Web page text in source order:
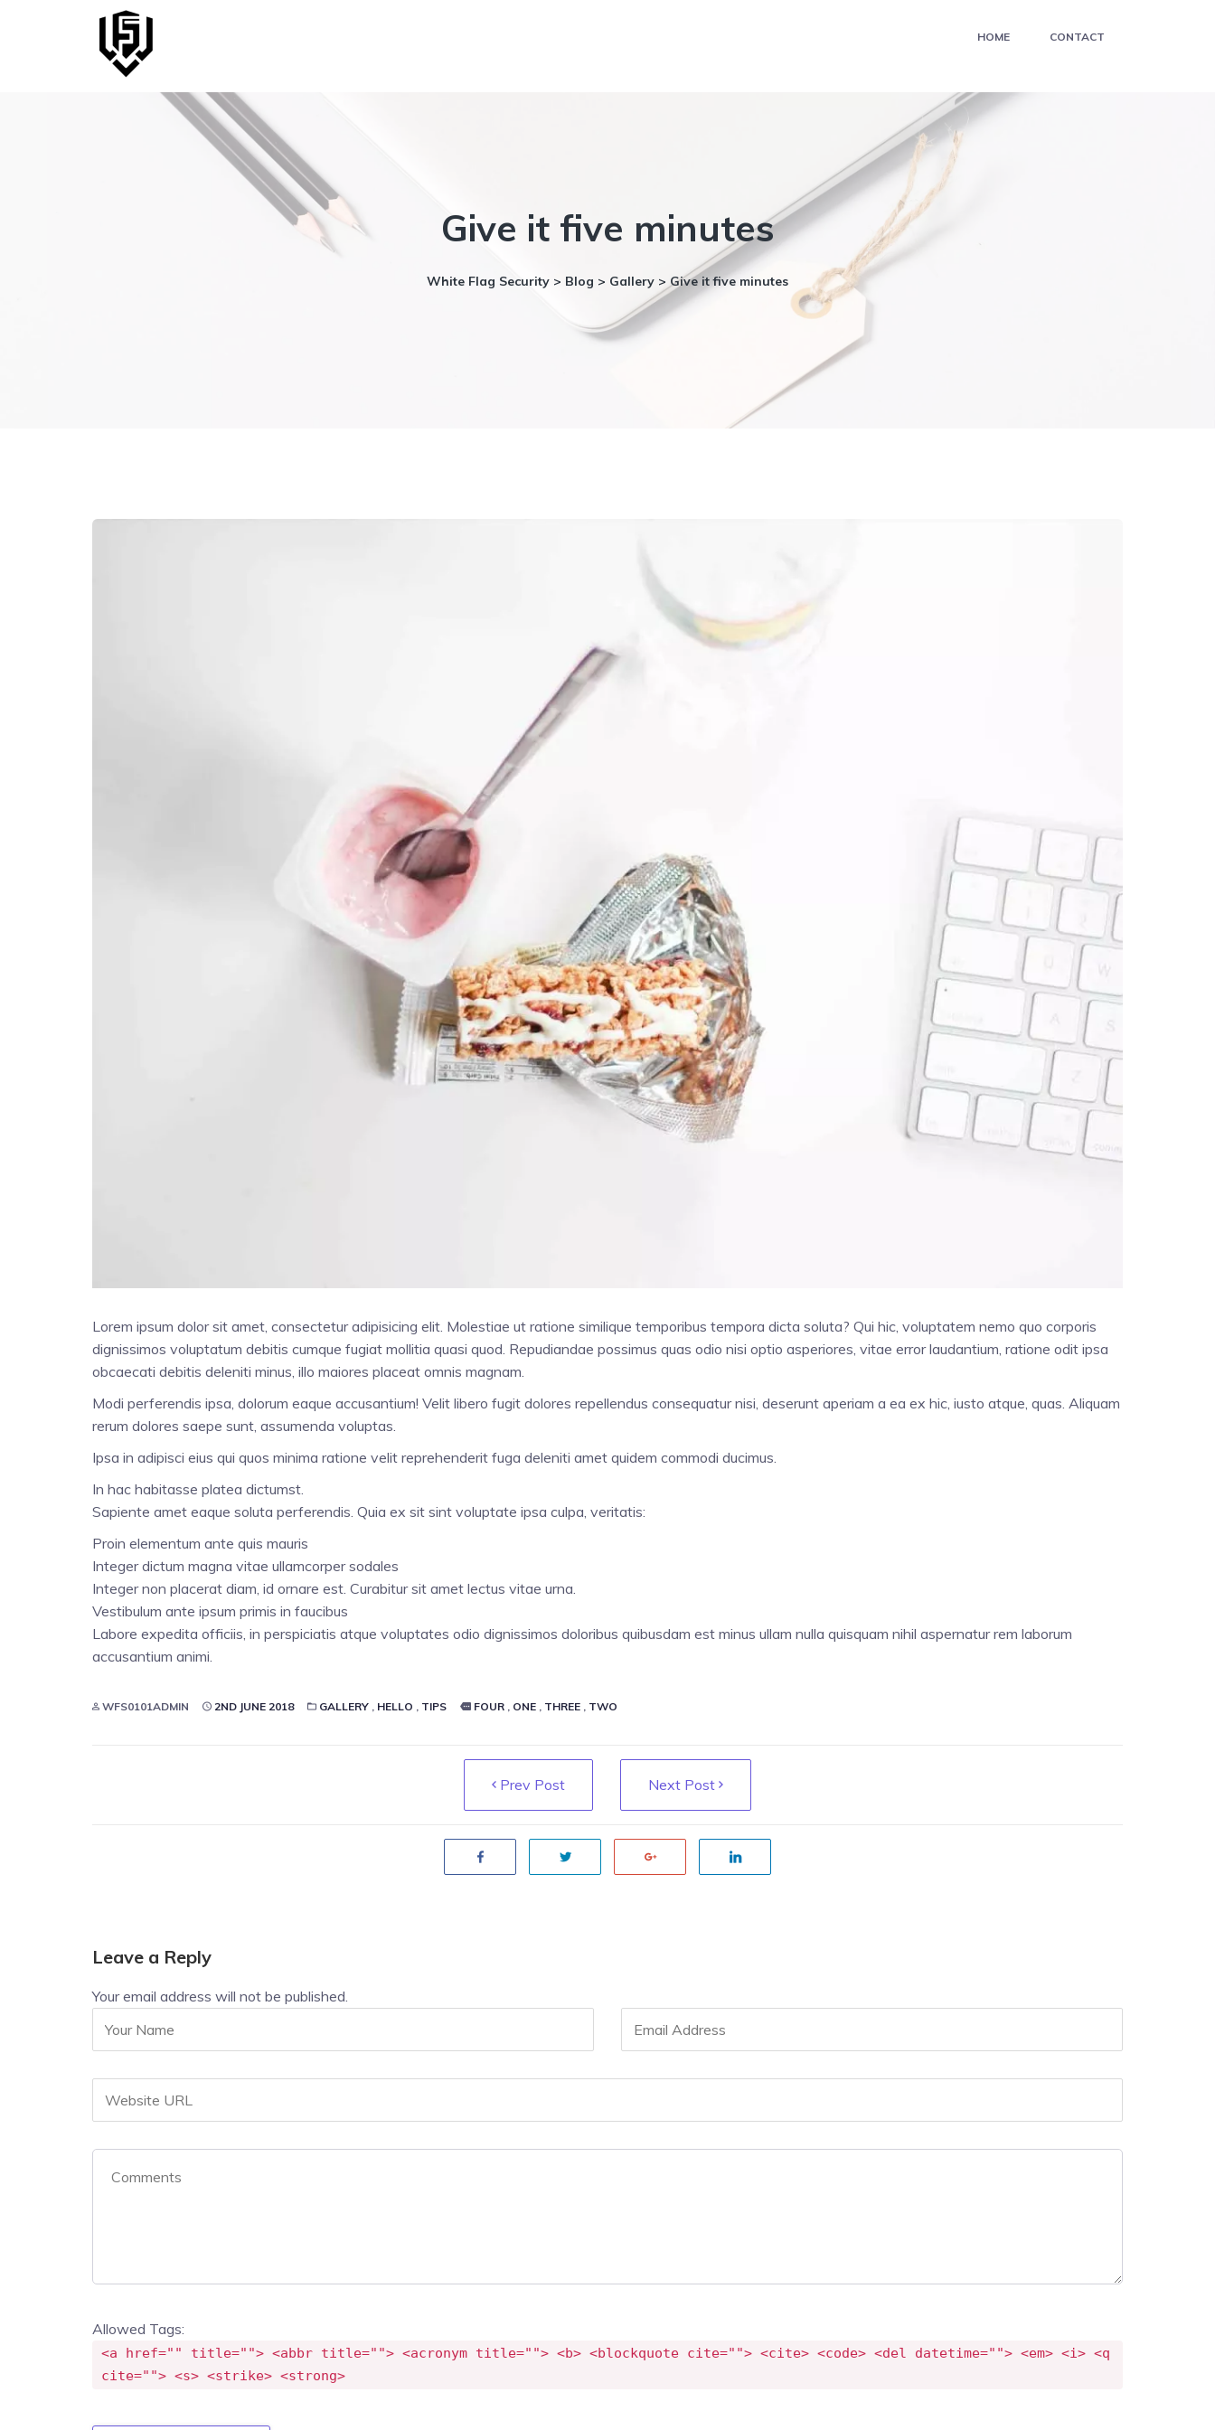
HOME CONTACT
Give it five minutes
White Flag Security > Blog > Gallery > Give it five minutes
Lorem ipsum dolor sit amet, consectetur adipisicing elit. Molestiae ut ratione similique temporibus tempora dicta soluta? Qui hic, voluptatem nemo quo corporis
dignissimos voluptatum debitis cumque fugiat mollitia quasi quod. Repudiandae possimus quas odio nisi optio asperiores, vitae error laudantium, ratione odit ipsa
obcaecati debitis deleniti minus, illo maiores placeat omnis magnam.
Modi perferendis ipsa, dolorum eaque accusantium! Velit libero fugit dolores repellendus consequatur nisi, deserunt aperiam a ea ex hic, iusto atque, quas. Aliquam
rerum dolores saepe sunt, assumenda voluptas.
Ipsa in adipisci eius qui quos minima ratione velit reprehenderit fuga deleniti amet quidem commodi ducimus.
In hac habitasse platea dictumst.
Sapiente amet eaque soluta perferendis. Quia ex sit sint voluptate ipsa culpa, veritatis:
Proin elementum ante quis mauris
Integer dictum magna vitae ullamcorper sodales
Integer non placerat diam, id ornare est. Curabitur sit amet lectus vitae urna.
Vestibulum ante ipsum primis in faucibus
Labore expedita officiis, in perspiciatis atque voluptates odio dignissimos doloribus quibusdam est minus ullam nulla quisquam nihil aspernatur rem laborum
accusantium animi.
WFS0101ADMIN 2ND JUNE 2018 GALLERY , HELLO , TIPS FOUR , ONE , THREE , TWO
Prev Post Next Post
Leave a Reply
Your email address will not be published.
Allowed Tags:
<a href="" title=""> <abbr title=""> <acronym title=""> <b> <blockquote cite=""> <cite> <code> <del datetime=""> <em> <i> <q
cite=""> <s> <strike> <strong>